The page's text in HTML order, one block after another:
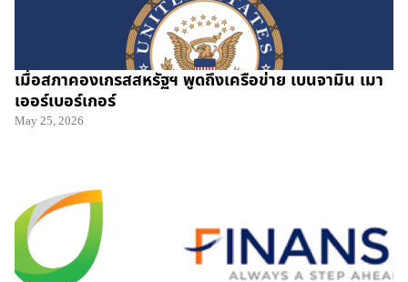
เมื่อสภาคองเกรสสหรัฐฯ พูดถึงเครือข่าย เบนจามิน เมา
เออร์เบอร์เกอร์
May 25, 2026